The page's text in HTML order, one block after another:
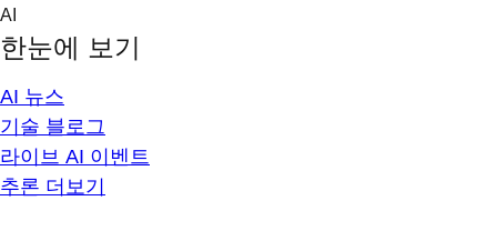
Skip
content
AI
한눈에 보기
AI 뉴스
기술 블로그
라이브 AI 이벤트
추론 더보기